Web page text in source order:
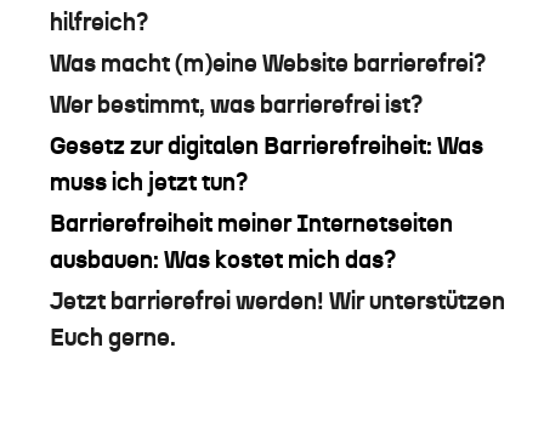
hilfreich?
Was macht (m)eine Website barrierefrei?
Wer bestimmt, was barrierefrei ist?
Gesetz zur digitalen Barrierefreiheit: Was
muss ich jetzt tun?
Barrierefreiheit meiner Internetseiten
ausbauen: Was kostet mich das?
Jetzt barrierefrei werden! Wir unterstützen
Euch gerne.